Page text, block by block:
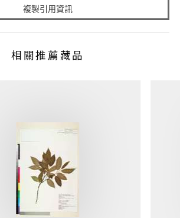
複製引用資訊
相關推薦藏品